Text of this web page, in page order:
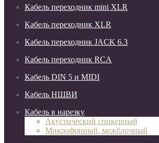
Кабель переходник mini XLR
Кабель переходник XLR
Кабель переходник JACK 6.3
Кабель переходник RCA
Кабель DIN 5 и MIDI
Кабель НШВИ
Кабель в нарезку
Акустический спикерный
Микрофонный, межблочный